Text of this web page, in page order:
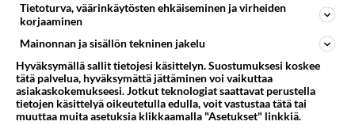
Tiramisu on klassinen
italialainen jälkiruoka.
herkkupala!
Kesäkurpitsat ovat saaneet
täytteeksi maistuvaa
Tietoturva, väärinkäytösten ehkäiseminen ja virheiden
korjaaminen
Mainonnan ja sisällön tekninen jakelu
Hyväksymällä sallit tietojesi käsittelyn. Suostumuksesi koskee
tätä palvelua, hyväksymättä jättäminen voi vaikuttaa
asiakaskokemukseesi. Jotkut teknologiat saattavat perustella
tietojen käsittelyä oikeutetulla edulla, voit vastustaa tätä tai
muuttaa muita asetuksia klikkaamalla "Asetukset" linkkiä.